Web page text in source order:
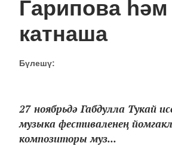
Гарипова
катнаша
Бүлешү:
27 ноябрьдә Габдулла Тукай
музыка фестиваленең
композиторы муз...